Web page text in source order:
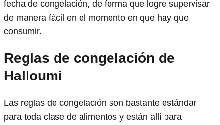
fecha de congelación, de forma que logre supervisar
de manera fácil en el momento en que hay que
consumir.
Reglas de congelación de
Halloumi
Las reglas de congelación son bastante estándar
para toda clase de alimentos y están allí para